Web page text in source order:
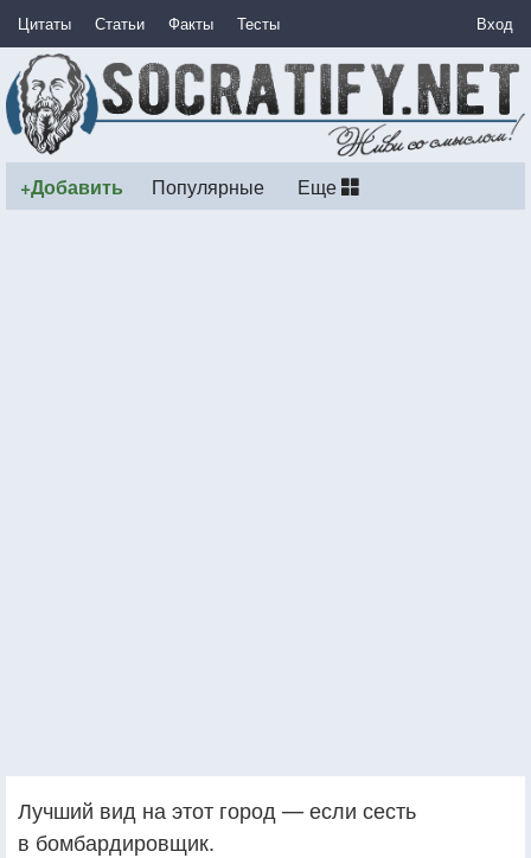
Цитаты Статьи Факты Тесты Вход
+Добавить Популярные Еще
Лучший вид на этот город — если сесть
в бомбардировщик.